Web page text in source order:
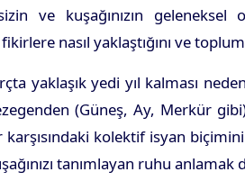
ve kuşağınızın geleneksel
fikirlere nasıl yaklaştığını ve
yaklaşık yedi yıl kalması
(Güneş, Ay, Merkür
kolektif isyan
tanımlayan ruhu anlamak